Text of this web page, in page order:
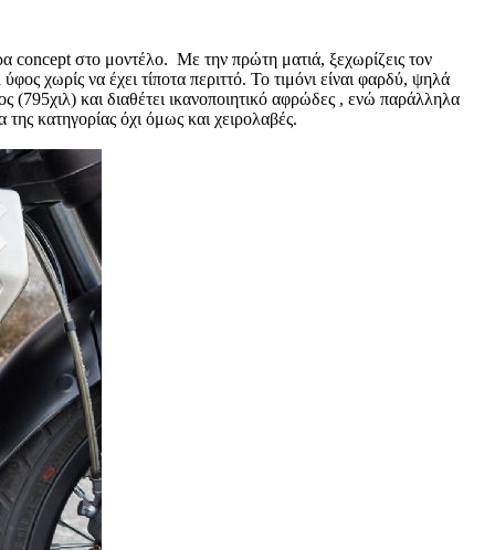
concept στο μοντέλο. Με την πρώτη ματιά, ξεχωρίζεις τον
χωρίς να έχει τίποτα περιττό. Το τιμόνι είναι φαρδύ, ψηλά
(795χιλ) και διαθέτει ικανοποιητικό αφρώδες , ενώ παράλληλα
κατηγορίας όχι όμως και χειρολαβές.